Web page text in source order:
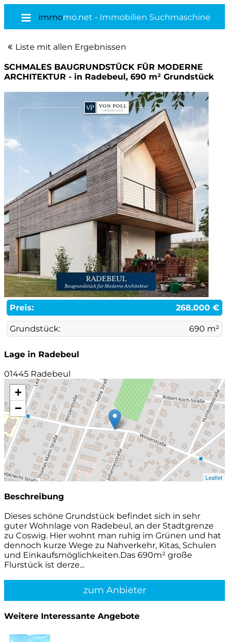
immomo.net - Immobilien Suchmaschine
Liste mit allen Ergebnissen
SCHMALES BAUGRUNDSTÜCK FÜR MODERNE
ARCHITEKTUR - in Radebeul, 690 m² Grundstück
Preis: 268.000 €
Grundstück: 690 m²
Lage in Radebeul
01445 Radebeul
+
−
Leaflet
Beschreibung
Dieses schöne Grundstück befindet sich in sehr
guter Wohnlage von Radebeul, an der Stadtgrenze
zu Coswig. Hier wohnt man ruhig im Grünen und hat
dennoch kurze Wege zu Nahverkehr, Kitas, Schulen
und Einkaufsmöglichkeiten.Das 690m² große
Flurstück ist derze...
zum Anbieter
Weitere Interessante Angebote